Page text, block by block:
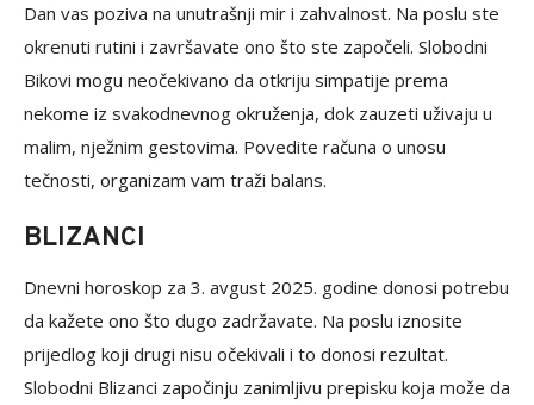
Dan vas poziva na unutrašnji mir i zahvalnost. Na poslu ste
okrenuti rutini i završavate ono što ste započeli. Slobodni
Bikovi mogu neočekivano da otkriju simpatije prema
nekome iz svakodnevnog okruženja, dok zauzeti uživaju u
malim, nježnim gestovima. Povedite računa o unosu
tečnosti, organizam vam traži balans.
BLIZANCI
Dnevni horoskop za 3. avgust 2025. godine donosi potrebu
da kažete ono što dugo zadržavate. Na poslu iznosite
prijedlog koji drugi nisu očekivali i to donosi rezultat.
Slobodni Blizanci započinju zanimljivu prepisku koja može da